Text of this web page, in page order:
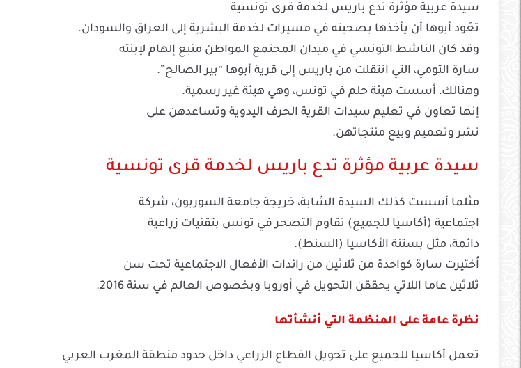
سيدة عربية مؤثرة تدع باريس لخدمة قرى تونسية
تعَود أبوها أن يأخذها بصحبته في مسيرات لخدمة البشرية إلى العراق والسودان.
وقد كان الناشط التونسي في ميدان المجتمع المواطن منبع إلهام لإبنته
سارة التومي، التي انتقلت من باريس إلى قرية أبوها “بير الصالح”.
وهنالك، أسست هيئة حلم في تونس، وهي هيئة غير رسمية.
إنها تعاون في تعليم سيدات القرية الحرف اليدوية وتساعدهن على
نشر وتعميم وبيع منتجاتهن.
سيدة عربية مؤثرة تدع باريس لخدمة قرى تونسية
مثلما أسست كذلك السيدة الشابة، خريجة جامعة السوربون، شركة
اجتماعية (أكاسيا للجميع) تقاوم التصحر في تونس بتقنيات زراعية
دائمة، مثل بستنة الأكاسيا (السنط).
اُختيرت سارة كواحدة من ثلاثين من رائدات الأفعال الاجتماعية تحت سن
ثلاثين عاما اللاتي يحققن التحويل في أوروبا وبخصوص العالم في سنة 2016.
نظرة عامة على المنظمة التي أنشأتها
تعمل أكاسيا للجميع على تحويل القطاع الزراعي داخل حدود منطقة المغرب العربي